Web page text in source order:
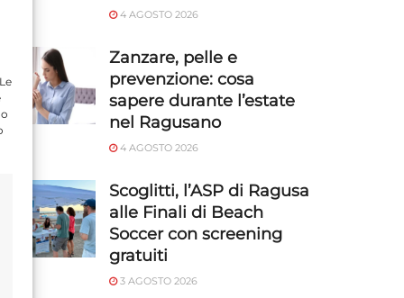
4 AGOSTO 2026
Zanzare, pelle e
prevenzione: cosa
sapere durante l’estate
nel Ragusano
4 AGOSTO 2026
Scoglitti, l’ASP di Ragusa
alle Finali di Beach
Soccer con screening
gratuiti
3 AGOSTO 2026